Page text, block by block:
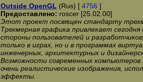
Outside OpenGL (Rus) [ 4756 ]
Предоставлено: roscer [25.02.00]
Этот проект посвящен стандарту
Трехмерная графика привлекает
стороны пользователей и
только в играх, но и в программах
инженерных, архитектурных и
Возможности современных компьютеров
очень реалистические изображения,
эффекты.